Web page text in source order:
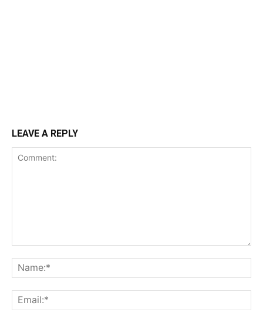
LEAVE A REPLY